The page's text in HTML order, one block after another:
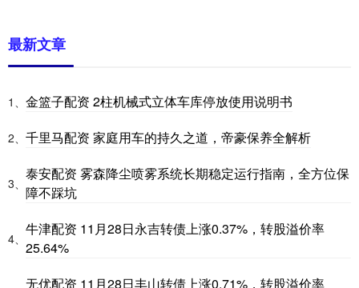
最新文章
1、 金篮子配资 2柱机械式立体车库停放使用说明书
2、 千里马配资 家庭用车的持久之道，帝豪保养全解析
3、
泰安配资 雾森降尘喷雾系统长期稳定运行指南，全方位保
障不踩坑
4、
牛津配资 11月28日永吉转债上涨0.37%，转股溢价率
25.64%
无优配资 11月28日丰山转债上涨0.71%，转股溢价率